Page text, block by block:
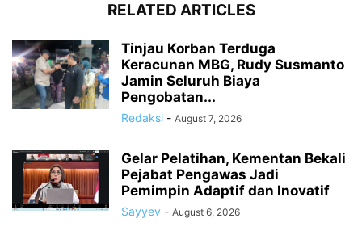
RELATED ARTICLES
Tinjau Korban Terduga
Keracunan MBG, Rudy Susmanto
Jamin Seluruh Biaya
Pengobatan...
Redaksi - August 7, 2026
Gelar Pelatihan, Kementan Bekali
Pejabat Pengawas Jadi
Pemimpin Adaptif dan Inovatif
Sayyev - August 6, 2026